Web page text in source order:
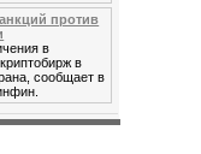
против
в
в
сообщает в